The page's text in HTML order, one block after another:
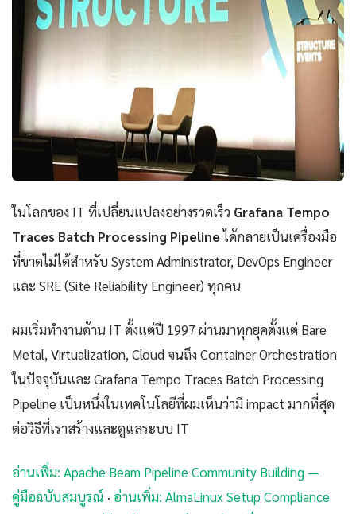
ในโลกของ IT ที่เปลี่ยนแปลงอย่างรวดเร็ว Grafana Tempo
Traces Batch Processing Pipelineได้กลายเป็นเครื่องมือ
ที่ขาดไม่ได้สำหรับ System Administrator, DevOps Engineer
และ SRE (Site Reliability Engineer) ทุกคน
ผมเริ่มทำงานด้าน IT ตั้งแต่ปี 1997 ผ่านมาทุกยุคตั้งแต่ Bare
Metal, Virtualization, Cloud จนถึง Container Orchestration
ในปัจจุบันและ Grafana Tempo Traces Batch Processing
Pipeline เป็นหนึ่งในเทคโนโลยีที่ผมเห็นว่ามี impact มากที่สุด
ต่อวิธีที่เราสร้างและดูแลระบบ IT
อ่านเพิ่ม: Apache Beam Pipeline Community Building —
คู่มือฉบับสมบูรณ์ · อ่านเพิ่ม: AlmaLinux Setup Compliance